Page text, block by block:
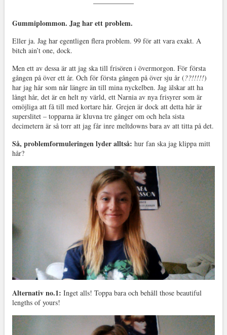
Gummiplommon. Jag har ett problem.
Eller ja. Jag har egentligen flera problem. 99 för att vara exakt. A
bitch ain’t one, dock.
Men ett av dessa är att jag ska till frisören i övermorgon. För första
gången på över ett år. Och för första gången på över sju år (??!!!!!)
har jag hår som når längre än till mina nyckelben. Jag älskar att ha
långt hår, det är en helt ny värld, ett Narnia av nya frisyrer som är
omöjliga att få till med kortare hår. Grejen är dock att detta hår är
superslitet – topparna är kluvna tre gånger om och hela sista
decimetern är så torr att jag får inre meltdowns bara av att titta på det.
Så, problemformuleringen lyder alltså: hur fan ska jag klippa mitt
hår?
Alternativ no.1: Inget alls! Toppa bara och behåll those beautiful
lengths of yours!